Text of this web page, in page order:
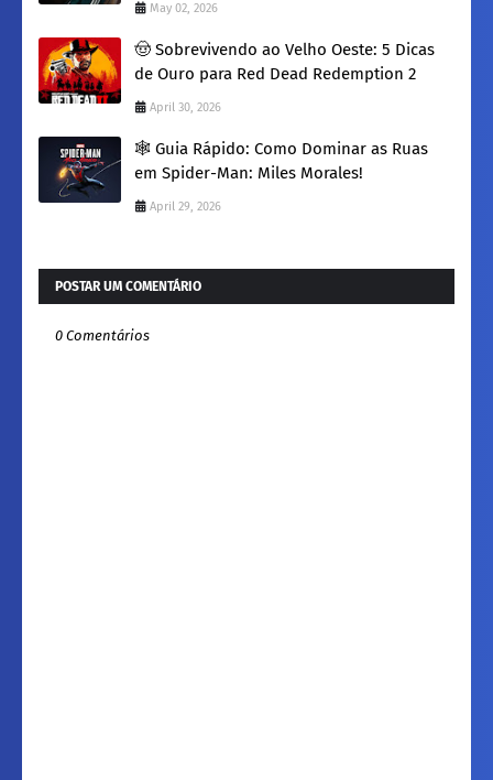
May 02, 2026
​🤠 Sobrevivendo ao Velho Oeste: 5 Dicas
de Ouro para Red Dead Redemption 2
April 30, 2026
​🕸️ Guia Rápido: Como Dominar as Ruas
em Spider-Man: Miles Morales!
April 29, 2026
POSTAR UM COMENTÁRIO
0 Comentários